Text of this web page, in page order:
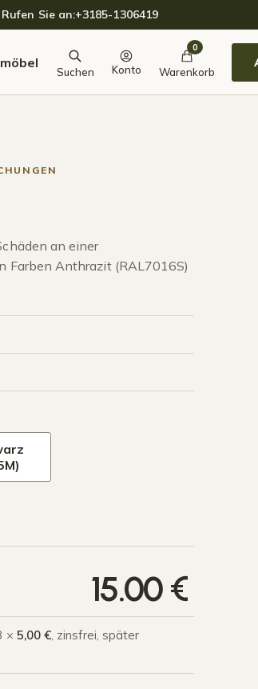
Sie an:+3185-1306419
Suchen Konto
0
Warenkorb
an einer
Farben Anthrazit (RAL7016S)
15.00€
× 5,00 €, zinsfrei, später